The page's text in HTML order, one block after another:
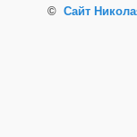
© Сайт